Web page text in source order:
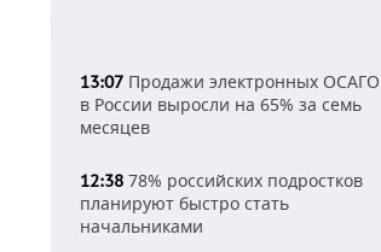
13:07 Продажи электронных ОСАГО
в России выросли на 65% за семь
месяцев
12:38 78% российских подростков
планируют быстро стать
начальниками